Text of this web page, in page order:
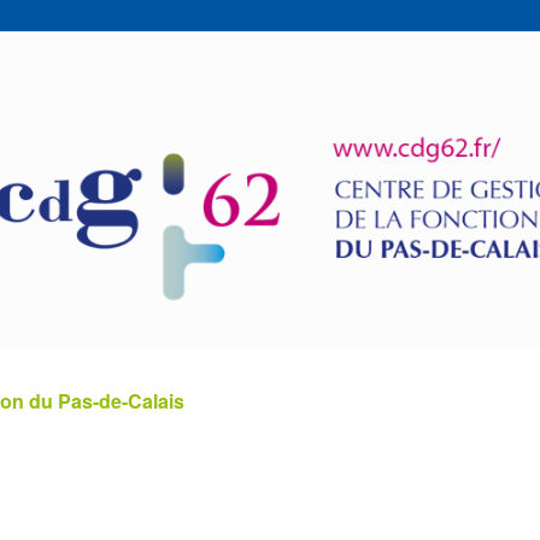
du Pas-de-Calais